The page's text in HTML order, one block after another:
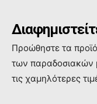
Προώθηστε τα
των παραδοσιακών
τις χαμηλότερες